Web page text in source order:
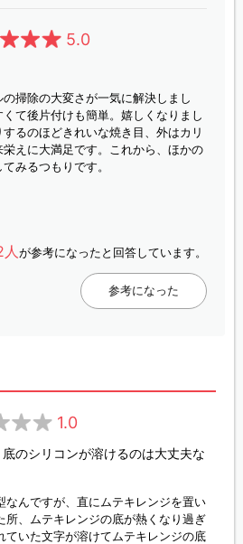
5.0
掃除の大変さが一気に解決しまし
て後片付けも簡単。嬉しくなりまし
るのほどきれいな焼き目、外はカリ
えに大満足です。これから、ほかの
みるつもりです。
人 が参考になったと回答しています。
参考になった
1.0
のシリコンが溶けるのは大丈夫な
なんですが、直にムテキレンジを置い
所、ムテキレンジの底が熱くなり過ぎ
ていた文字が溶けてムテキレンジの底